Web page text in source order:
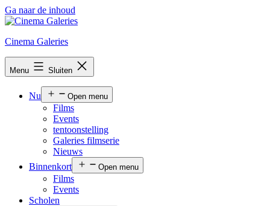
Ga naar de inhoud
Cinema Galeries
Menu Sluiten
Nu Open menu
Films
Events
tentoonstelling
Galeries filmserie
Nieuws
Binnenkort
Open menu
Films
Events
Scholen